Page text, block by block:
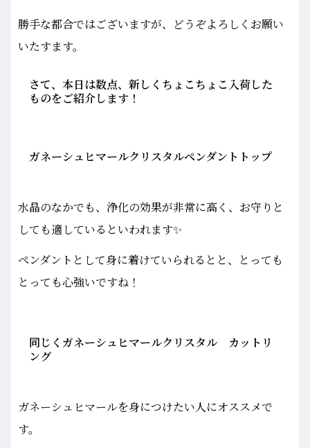
勝手な都合ではございますが、どうぞよろしくお願い
いたすます。
さて、本日は数点、新しくちょこちょこ入荷した
ものをご紹介します！
ガネーシュヒマールクリスタルペンダントトップ
水晶のなかでも、浄化の効果が非常に高く、お守りと
しても適しているといわれます✨
ペンダントとして身に着けていられるとと、とっても
とっても心強いですね！
同じくガネーシュヒマールクリスタル カットリ
ング
ガネーシュヒマールを身につけたい人にオススメで
す。